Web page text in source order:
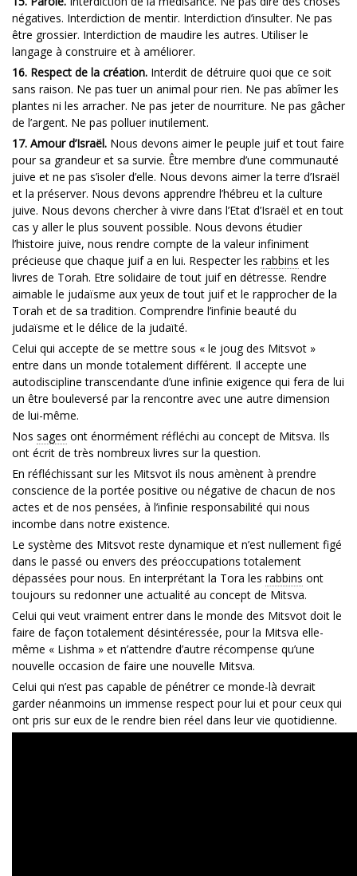
négatives. Interdiction de mentir. Interdiction d’insulter. Ne pas
être grossier. Interdiction de maudire les autres. Utiliser le
langage à construire et à améliorer.
16. Respect de la création. Interdit de détruire quoi que ce soit
sans raison. Ne pas tuer un animal pour rien. Ne pas abîmer les
plantes ni les arracher. Ne pas jeter de nourriture. Ne pas gâcher
de l’argent. Ne pas polluer inutilement.
17. Amour d’Israël. Nous devons aimer le peuple juif et tout faire
pour sa grandeur et sa survie. Être membre d’une communauté
juive et ne pas s’isoler d’elle. Nous devons aimer la terre d’Israël
et la préserver. Nous devons apprendre l’hébreu et la culture
juive. Nous devons chercher à vivre dans l’Etat d’Israël et en tout
cas y aller le plus souvent possible. Nous devons étudier
l’histoire juive, nous rendre compte de la valeur infiniment
précieuse que chaque juif a en lui. Respecter les rabbins et les
livres de Torah. Etre solidaire de tout juif en détresse. Rendre
aimable le judaïsme aux yeux de tout juif et le rapprocher de la
Torah et de sa tradition. Comprendre l’infinie beauté du
judaïsme et le délice de la judaïté.
Celui qui accepte de se mettre sous « le joug des Mitsvot »
entre dans un monde totalement différent. Il accepte une
autodiscipline transcendante d’une infinie exigence qui fera de lui
un être bouleversé par la rencontre avec une autre dimension
de lui-même.
Nos sages ont énormément réfléchi au concept de Mitsva. Ils
ont écrit de très nombreux livres sur la question.
En réfléchissant sur les Mitsvot ils nous amènent à prendre
conscience de la portée positive ou négative de chacun de nos
actes et de nos pensées, à l’infinie responsabilité qui nous
incombe dans notre existence.
Le système des Mitsvot reste dynamique et n’est nullement figé
dans le passé ou envers des préoccupations totalement
dépassées pour nous. En interprétant la Tora les rabbins ont
toujours su redonner une actualité au concept de Mitsva.
Celui qui veut vraiment entrer dans le monde des Mitsvot doit le
faire de façon totalement désintéressée, pour la Mitsva elle-
même « Lishma » et n’attendre d’autre récompense qu’une
nouvelle occasion de faire une nouvelle Mitsva.
Celui qui n’est pas capable de pénétrer ce monde-là devrait
garder néanmoins un immense respect pour lui et pour ceux qui
ont pris sur eux de le rendre bien réel dans leur vie quotidienne.